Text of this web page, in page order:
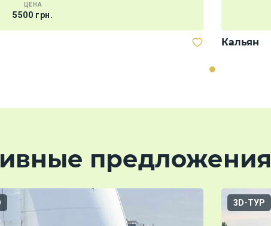
ЦЕНА
5500 грн.
Кальян
предложения
3D-ТУР